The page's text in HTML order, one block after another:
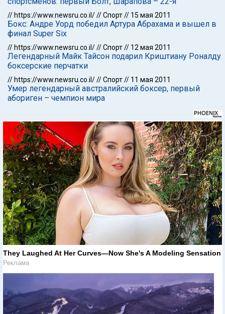
// https://www.newsru.co.il///Спорт// 15 мая 2011
Бокс: Андре Уорд победил Артура Абрахама и вышел в
финал Super Six
// https://www.newsru.co.il///Спорт// 12 мая 2011
Легендарный Майк Тайсон подарил Криштиану Роналду
боксерские перчатки
// https://www.newsru.co.il///Спорт// 11 мая 2011
Умер легендарный австралийский боксер, первый
абориген – чемпион мира
They Laughed At Her Curves—Now She's A Modeling Sensation
Реклама